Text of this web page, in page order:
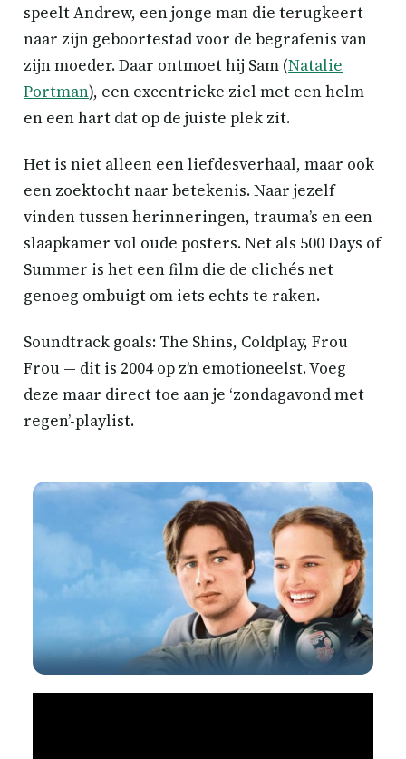
speelt Andrew, een jonge man die terugkeert
naar zijn geboortestad voor de begrafenis van
zijn moeder. Daar ontmoet hij Sam (Natalie
Portman), een excentrieke ziel met een helm
en een hart dat op de juiste plek zit.
Het is niet alleen een liefdesverhaal, maar ook
een zoektocht naar betekenis. Naar jezelf
vinden tussen herinneringen, trauma’s en een
slaapkamer vol oude posters. Net als 500 Days of
Summer is het een film die de clichés net
genoeg ombuigt om iets echts te raken.
Soundtrack goals: The Shins, Coldplay, Frou
Frou — dit is 2004 op z’n emotioneelst. Voeg
deze maar direct toe aan je ‘zondagavond met
regen’-playlist.